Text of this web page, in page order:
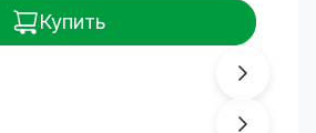
Купить